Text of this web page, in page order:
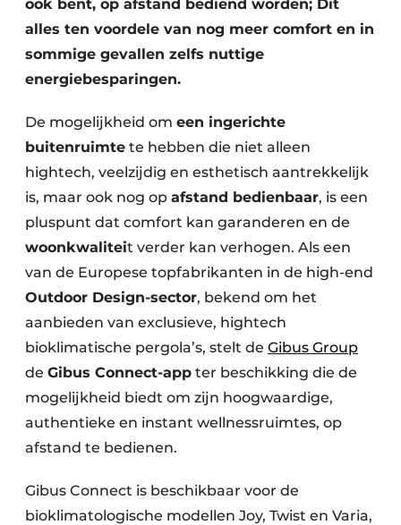
ook bent, op afstand bediend worden; Dit
alles ten voordele van nog meer comfort en in
sommige gevallen zelfs nuttige
energiebesparingen.
De mogelijkheid om een ingerichte
buitenruimte te hebben die niet alleen
hightech, veelzijdig en esthetisch aantrekkelijk
is, maar ook nog op afstand bedienbaar, is een
pluspunt dat comfort kan garanderen en de
woonkwaliteit verder kan verhogen. Als een
van de Europese topfabrikanten in de high-end
Outdoor Design-sector, bekend om het
aanbieden van exclusieve, hightech
bioklimatische pergola’s, stelt de Gibus Group
de Gibus Connect-app ter beschikking die de
mogelijkheid biedt om zijn hoogwaardige,
authentieke en instant wellnessruimtes, op
afstand te bedienen.
Gibus Connect is beschikbaar voor de
bioklimatologische modellen Joy, Twist en Varia,